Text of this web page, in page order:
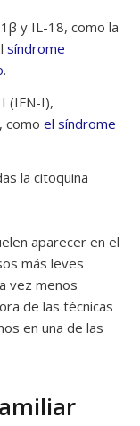
y IL-18, como la
síndrome
.
(IFN-I),
como el síndrome
la citoquina
aparecer en el
más leves
vez menos
de las técnicas
en una de las